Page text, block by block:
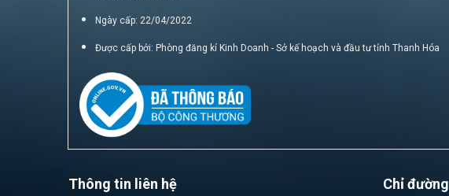
Ngày cấp: 22/04/2022
Được cấp bởi: Phòng đăng kí Kinh Doanh - Sở kế hoạch và đầu tư tỉnh Thanh Hóa
Thông tin liên hệ Chỉ đường